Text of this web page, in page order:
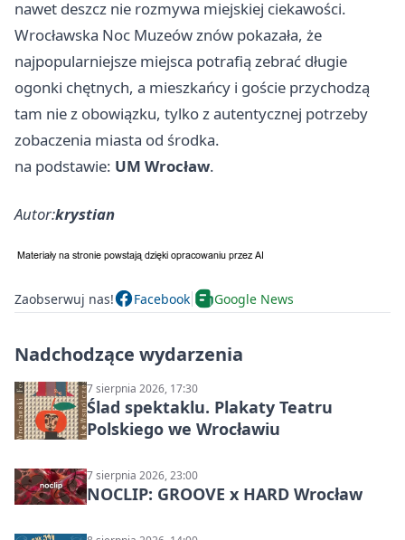
nawet deszcz nie rozmywa miejskiej ciekawości.
Wrocławska Noc Muzeów znów pokazała, że
najpopularniejsze miejsca potrafią zebrać długie
ogonki chętnych, a mieszkańcy i goście przychodzą
tam nie z obowiązku, tylko z autentycznej potrzeby
zobaczenia miasta od środka.
na podstawie: UM Wrocław.
Autor:krystian
Zaobserwuj nas! Facebook Google News
Nadchodzące wydarzenia
7 sierpnia 2026, 17:30
Ślad spektaklu. Plakaty Teatru
Polskiego we Wrocławiu
7 sierpnia 2026, 23:00
NOCLIP: GROOVE x HARD Wrocław